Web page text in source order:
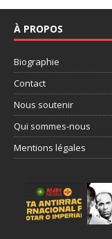
À PROPOS
Biographie
Contact
Nous soutenir
Qui sommes-nous
Mentions légales